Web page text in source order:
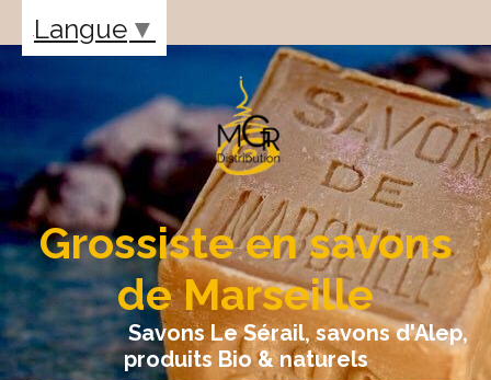
Grossiste en savons
de Marseille
Savons Le Sérail, savons d'Alep,
produits Bio & naturels
Langue ▼